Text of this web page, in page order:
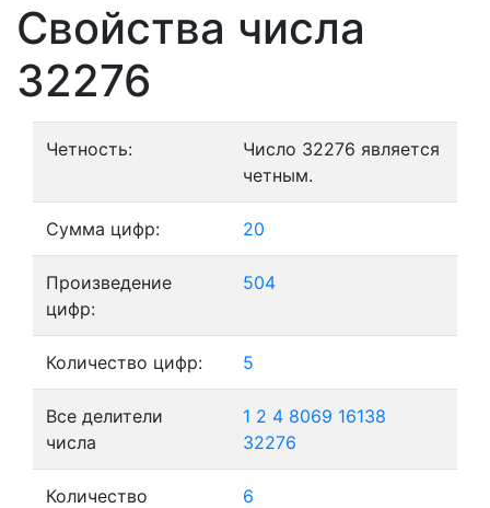
Свойства числа
32276
Четность:
Число 32276 является
четным.
Сумма цифр: 20
Произведение
цифр:
504
Количество цифр: 5
Все делители
числа
1 2 4 8069 16138
32276
Количество
6